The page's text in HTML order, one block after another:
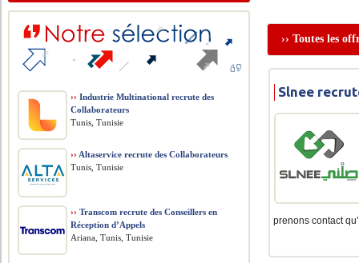
›› Toutes les
Slnee
prenons contact
›› Industrie Multinational recrute des
Collaborateurs
Tunis, Tunisie
›› Altaservice recrute des Collaborateurs
Tunis, Tunisie
›› Transcom recrute des Conseillers en
Réception d’Appels
Ariana, Tunis, Tunisie